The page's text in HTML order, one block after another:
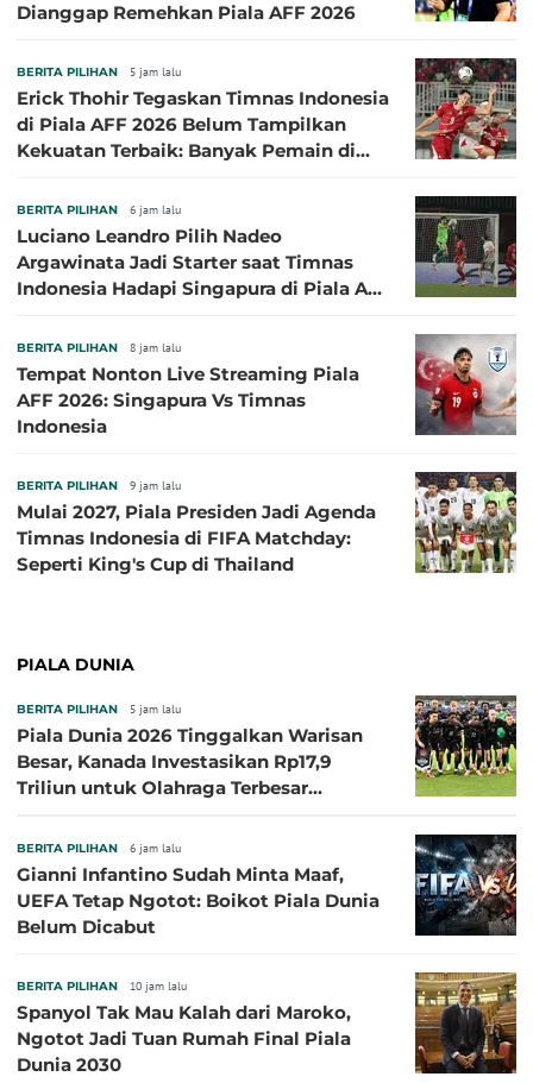
Dianggap Remehkan Piala AFF 2026
BERITA PILIHAN 5 jam lalu
Erick Thohir Tegaskan Timnas Indonesia
di Piala AFF 2026 Belum Tampilkan
Kekuatan Terbaik: Banyak Pemain di
BERITA PILIHAN 6 jam lalu
Luciano Leandro Pilih Nadeo
Argawinata Jadi Starter saat Timnas
Indonesia Hadapi Singapura di Piala AFF
BERITA PILIHAN 8 jam lalu
Tempat Nonton Live Streaming Piala
AFF 2026: Singapura Vs Timnas
Indonesia
BERITA PILIHAN 9 jam lalu
Mulai 2027, Piala Presiden Jadi Agenda
Timnas Indonesia di FIFA Matchday:
Seperti King's Cup di Thailand
PIALA DUNIA
BERITA PILIHAN 5 jam lalu
Piala Dunia 2026 Tinggalkan Warisan
Besar, Kanada Investasikan Rp17,9
Triliun untuk Olahraga Terbesar
BERITA PILIHAN 6 jam lalu
Gianni Infantino Sudah Minta Maaf,
UEFA Tetap Ngotot: Boikot Piala Dunia
Belum Dicabut
BERITA PILIHAN 10 jam lalu
Spanyol Tak Mau Kalah dari Maroko,
Ngotot Jadi Tuan Rumah Final Piala
Dunia 2030